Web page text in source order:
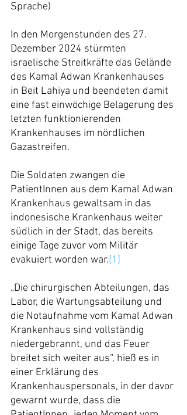
Sprache)
In den Morgenstunden des 27.
Dezember 2024 stürmten
israelische Streitkräfte das Gelände
des Kamal Adwan Krankenhauses
in Beit Lahiya und beendeten damit
eine fast einwöchige Belagerung des
letzten funktionierenden
Krankenhauses im nördlichen
Gazastreifen.
Die Soldaten zwangen die
PatientInnen aus dem Kamal Adwan
Krankenhaus gewaltsam in das
indonesische Krankenhaus weiter
südlich in der Stadt, das bereits
einige Tage zuvor vom Militär
evakuiert worden war.[1]
„Die chirurgischen Abteilungen, das
Labor, die Wartungsabteilung und
die Notaufnahme vom Kamal Adwan
Krankenhaus sind vollständig
niedergebrannt, und das Feuer
breitet sich weiter aus“, hieß es in
einer Erklärung des
Krankenhauspersonals, in der davor
gewarnt wurde, dass die